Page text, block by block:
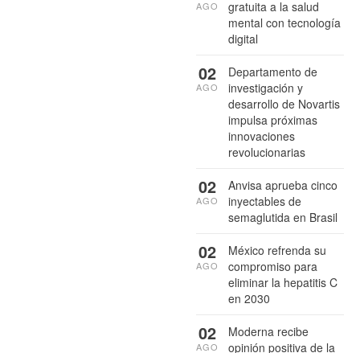
gratuita a la salud
mental con tecnología
digital
AGO
Departamento de
investigación y
desarrollo de Novartis
impulsa próximas
innovaciones
revolucionarias
02
AGO
Anvisa aprueba cinco
inyectables de
semaglutida en Brasil
02
AGO
México refrenda su
compromiso para
eliminar la hepatitis C
en 2030
02
AGO
Moderna recibe
opinión positiva de la
02
AGO